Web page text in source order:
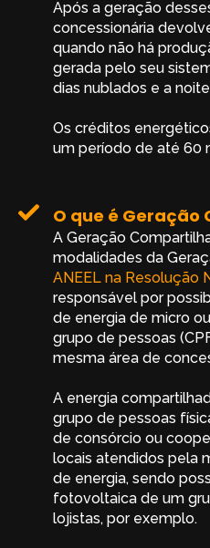
Após a geração
concessionária
quando não há
gerada pelo seu
dias nublados e a
Os créditos
um período de até 60
O que é
A Geração
modalidades da
ANEEL na Resolução
responsável por
de energia de micro
grupo de pessoas
mesma área de
A energia
grupo de pessoas
de consórcio ou
locais atendidos pela
de energia, sendo
fotovoltaica de um
lojistas, por exemplo.